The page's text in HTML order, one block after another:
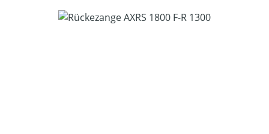
Bildergalerie überspringen